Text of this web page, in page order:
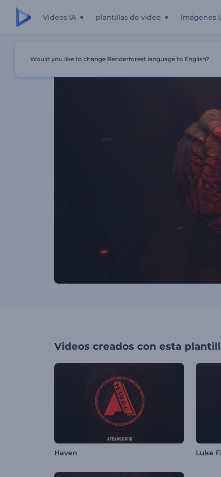
Videos IA plantillas de video Imágenes
Videos creados con esta
Haven Luke
Would you like to change Renderforest language to English?